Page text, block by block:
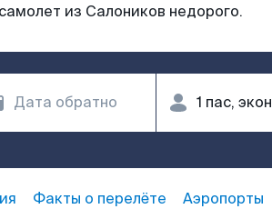
из Салоников недорого.
Факты о перелёте Аэропорты